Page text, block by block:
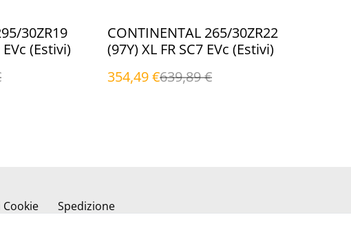
30ZR19
EVc (Estivi)
%
CONTINENTAL 265/30ZR22
(97Y) XL FR SC7 EVc (Estivi)
354,49 €639,89 €
Spedizione